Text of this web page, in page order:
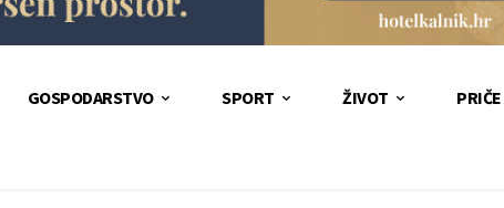
GOSPODARSTVO SPORT ŽIVOT PRIČE